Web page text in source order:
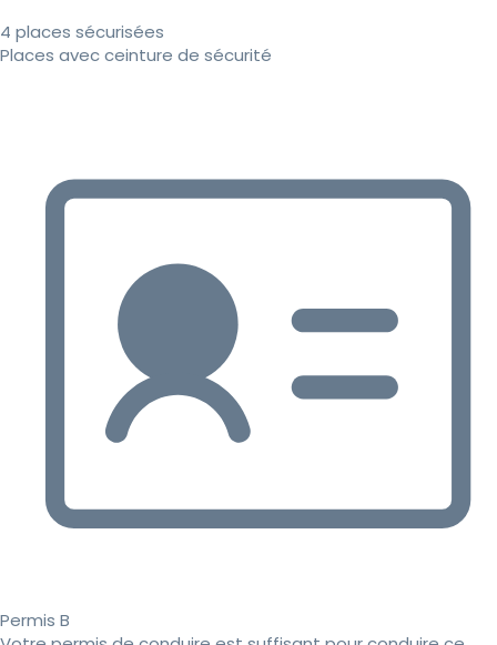
4 places sécurisées
Places avec ceinture de sécurité
Permis B